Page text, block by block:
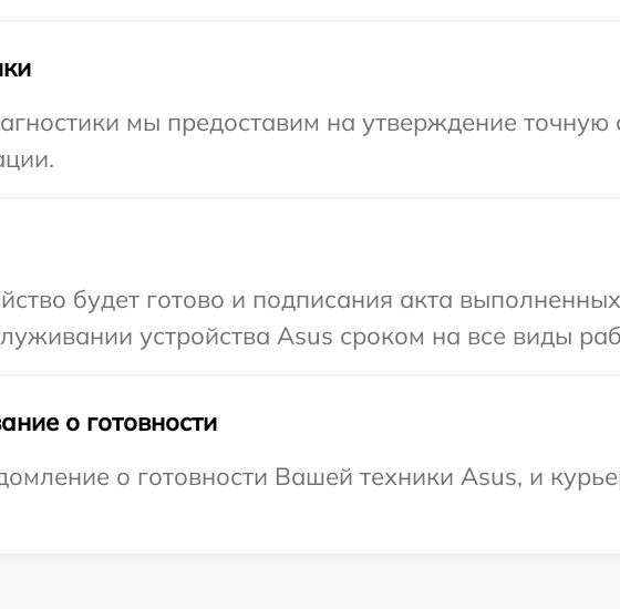
мы предоставим на утверждение точную
будет готово и подписания акта
устройства Asus сроком на все виды
о готовности
о готовности Вашей техники Asus, и